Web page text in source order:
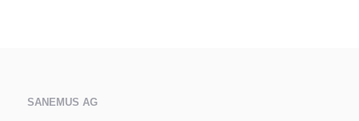
SANEMUS AG